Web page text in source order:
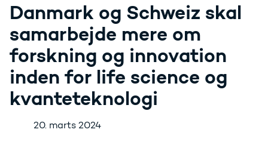
Danmark og Schweiz skal
samarbejde mere om
forskning og innovation
inden for life science og
kvanteteknologi
20. marts 2024